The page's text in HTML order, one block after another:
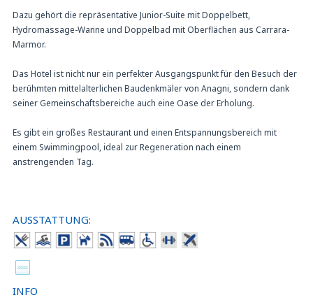
Dazu gehört die repräsentative Junior-Suite mit Doppelbett,
Hydromassage-Wanne und Doppelbad mit Oberflächen aus Carrara-
Marmor.
Das Hotel ist nicht nur ein perfekter Ausgangspunkt für den Besuch der
berühmten mittelalterlichen Baudenkmäler von Anagni, sondern dank
seiner Gemeinschaftsbereiche auch eine Oase der Erholung.
Es gibt ein großes Restaurant und einen Entspannungsbereich mit
einem Swimmingpool, ideal zur Regeneration nach einem
anstrengenden Tag.
AUSSTATTUNG:
INFO